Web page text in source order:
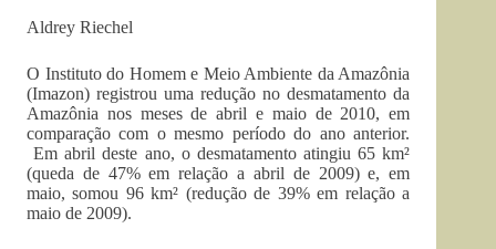
Aldrey Riechel
O Instituto do Homem e Meio Ambiente da Amazônia
(Imazon) registrou uma redução no desmatamento da
Amazônia nos meses de abril e maio de 2010, em
comparação com o mesmo período do ano anterior.
Em abril deste ano, o desmatamento atingiu 65 km²
(queda de 47% em relação a abril de 2009) e, em
maio, somou 96 km² (redução de 39% em relação a
maio de 2009).